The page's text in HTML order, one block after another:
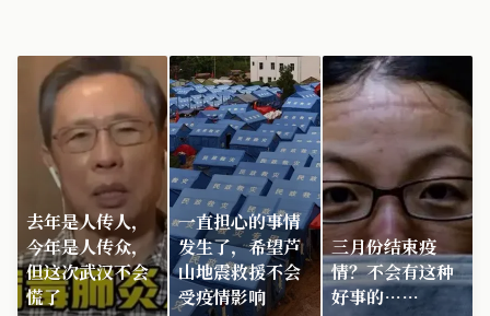
去年是人传人，
今年是人传众，
但这次武汉不会
慌了
一直担心的事情
发生了，希望芦
山地震救援不会
受疫情影响
三月份结束疫
情？不会有这种
好事的……